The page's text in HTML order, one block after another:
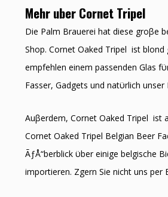
Mehr uber Cornet Tripel
Die Palm Brauerei hat diese groβe
Shop. Cornet Oaked Tripel ist blond
empfehlen einem passenden Glas
Fasser, Gadgets und natϋrlich unser
Auβerdem, Cornet Oaked Tripel ist
Cornet Oaked Tripel Belgian Beer
ÃƒÅ“berblick ϋber einige belgische
importieren. Zӧgern Sie nicht uns per